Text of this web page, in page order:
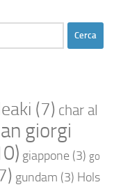
(7) char al
giorgi
giappone (3) go
gundam (3) Hols